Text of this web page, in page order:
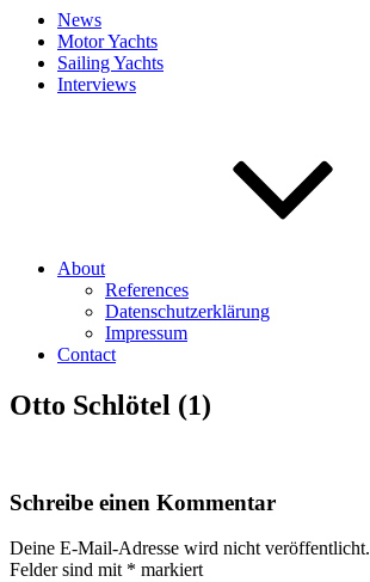
News
Motor Yachts
Sailing Yachts
Interviews
About
References
Datenschutzerklärung
Impressum
Contact
Otto Schlötel (1)
Schreibe einen Kommentar
Deine E-Mail-Adresse wird nicht veröffentlicht.
Felder sind mit * markiert